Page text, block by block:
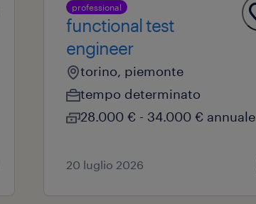
professional
functional test
engineer
torino, piemonte
tempo determinato
28.000 € - 34.000 € annuale
20 luglio 2026